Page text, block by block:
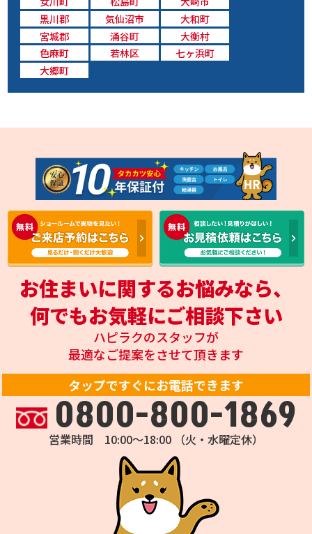
黒川郡
気仙沼市
大和町
宮城郡
涌谷町
大衡村
色麻町
若林区
七ヶ浜町
大郷町
お住まいに関するお悩みなら、
何でもお気軽にご相談下さい
ハピラクのスタッフが
最適なご提案をさせて頂きます
タップですぐにお電話できます
0800-800-1869
営業時間 10:00～18:00 （火・水曜定休）